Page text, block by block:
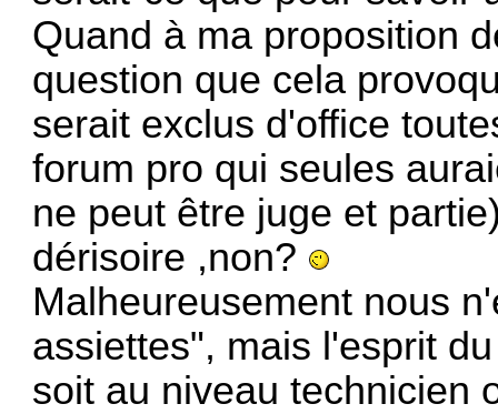
Quand à ma proposition
question que cela
serait exclus d'office
forum pro qui seules
ne peut être juge et
dérisoire ,non?
Malheureusement nous
assiettes", mais l'esprit
soit au niveau technicien